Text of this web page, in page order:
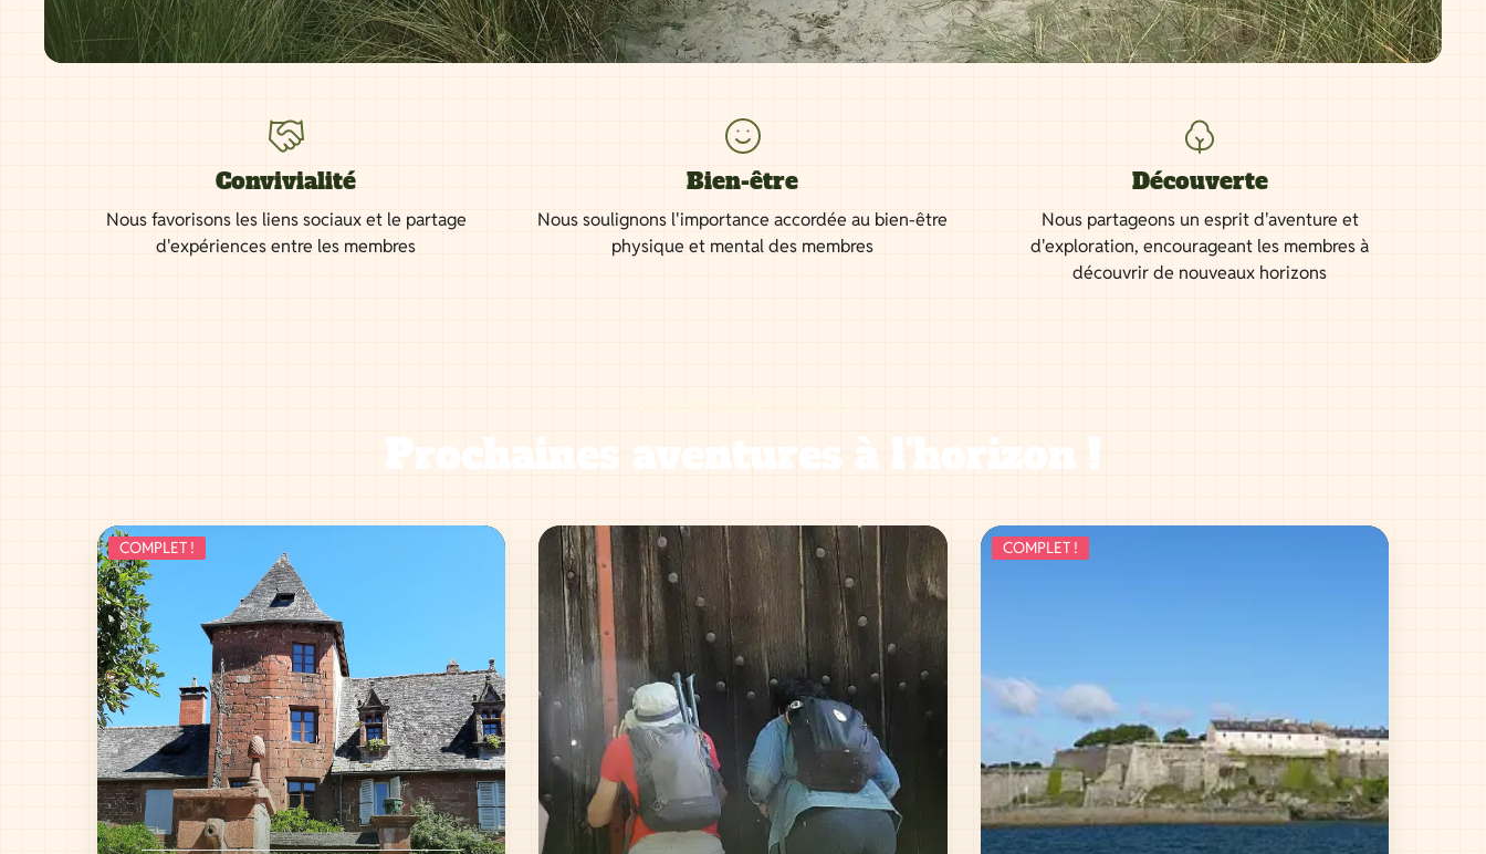
Convivialité
Nous favorisons les liens sociaux et le partage
d'expériences entre les membres
Bien-être
Nous soulignons l'importance accordée au bien-être
physique et mental des membres
Découverte
Nous partageons un esprit d'aventure et
d'exploration, encourageant les membres à
découvrir de nouveaux horizons
Prochaines aventures à l'horizon !
COMPLET ! COMPLET !